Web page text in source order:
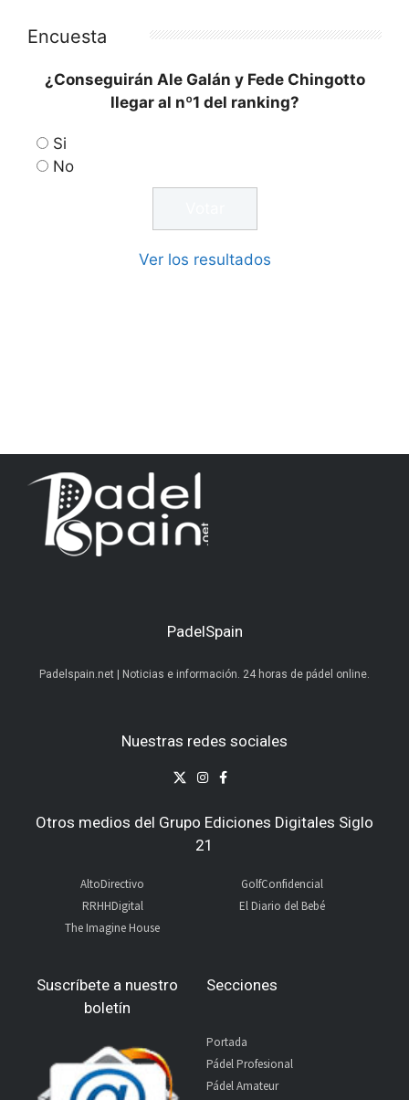
Encuesta
¿Conseguirán Ale Galán y Fede Chingotto
llegar al nº1 del ranking?
Si
No
Ver los resultados
PadelSpain
Padelspain.net | Noticias e información. 24 horas de pádel online.
Nuestras redes sociales
Otros medios del Grupo Ediciones Digitales Siglo
21
AltoDirectivo
RRHHDigital
The Imagine House
GolfConfidencial
El Diario del Bebé
Suscríbete a nuestro
boletín
Secciones
Portada
Pádel Profesional
Pádel Amateur